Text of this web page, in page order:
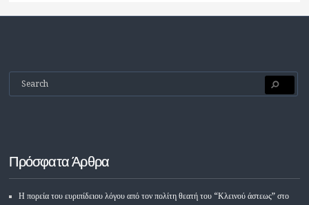
Πρόσφατα Άρθρα
Η πορεία του ευριπίδειου λόγου από τον πολίτη θεατή του “Κλεινού άστεως” στο